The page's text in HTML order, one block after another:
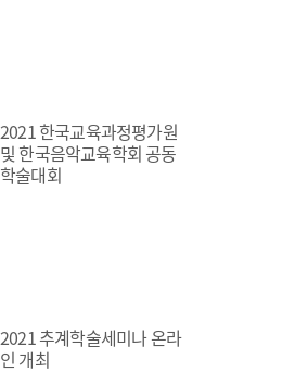
2021 한국교육과정평가원
및 한국음악교육학회 공동
학술대회
2021 추계학술세미나 온라
인 개최